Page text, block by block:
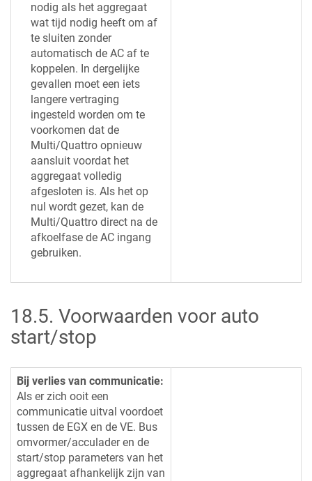
nodig als het aggregaat
wat tijd nodig heeft om af
te sluiten zonder
automatisch de AC af te
koppelen. In dergelijke
gevallen moet een iets
langere vertraging
ingesteld worden om te
voorkomen dat de
Multi/Quattro opnieuw
aansluit voordat het
aggregaat volledig
afgesloten is. Als het op
nul wordt gezet, kan de
Multi/Quattro direct na de
afkoelfase de AC ingang
gebruiken.
18.5. Voorwaarden voor auto
start/stop
Bij verlies van communicatie:
Als er zich ooit een
communicatie uitval voordoet
tussen de EGX en de VE. Bus
omvormer/acculader en de
start/stop parameters van het
aggregaat afhankelijk zijn van